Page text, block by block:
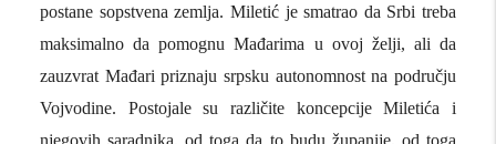
postane sopstvena zemlja. Miletić je smatrao da Srbi treba
maksimalno da pomognu Mađarima u ovoj želji, ali da
zauzvrat Mađari priznaju srpsku autonomnost na području
Vojvodine. Postojale su različite koncepcije Miletića i
njegovih saradnika, od toga da to budu županije, od toga